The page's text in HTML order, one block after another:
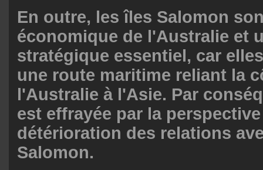
En outre, les îles Salomon
économique de l'Australie et
stratégique essentiel, car
une route maritime reliant la
l'Australie à l'Asie. Par
est effrayée par la
détérioration des relations
Salomon.